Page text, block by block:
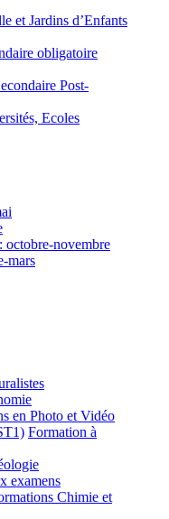
et Jardins d’Enfants
obligatoire
Post-
Ecoles
octobre-novembre
mars
en Photo et Vidéo
Formation à
examens
Chimie et